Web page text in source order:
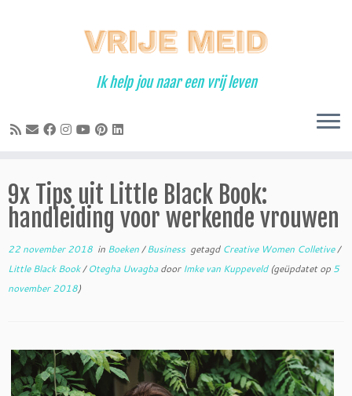
Ik help jou naar een vrij leven
9x Tips uit Little Black Book:
handleiding voor werkende vrouwen
22 november 2018 in Boeken/Business getagd Creative Women Colletive/
Little Black Book/Otegha Uwagbadoor Imke van Kuppeveld(geüpdatet op 5
november 2018)